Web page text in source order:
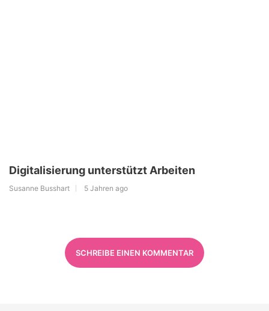
Digitalisierung unterstützt Arbeiten
Susanne Busshart 5 Jahren ago
SCHREIBE EINEN KOMMENTAR